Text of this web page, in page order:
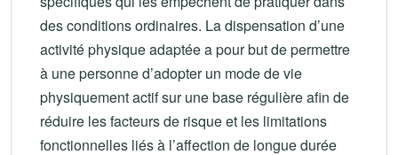
des conditions ordinaires. La dispensation d’une
activité physique adaptée a pour but de permettre
à une personne d’adopter un mode de vie
physiquement actif sur une base régulière afin de
réduire les facteurs de risque et les limitations
fonctionnelles liés à l’affection de longue durée